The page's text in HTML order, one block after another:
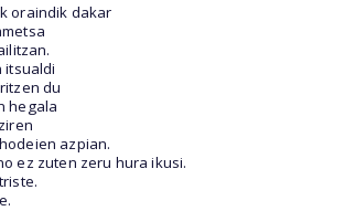
oraindik dakar
itsualdi
du
hegala
azpian.
ez zuten zeru hura ikusi.